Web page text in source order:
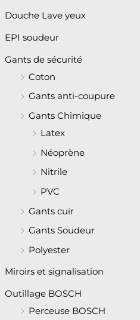
Douche Lave yeux
EPI soudeur
Gants de sécurité
Coton
Gants anti-coupure
Gants Chimique
Latex
Néoprène
Nitrile
PVC
Gants cuir
Gants Soudeur
Polyester
Miroirs et signalisation
Outillage BOSCH
Perceuse BOSCH